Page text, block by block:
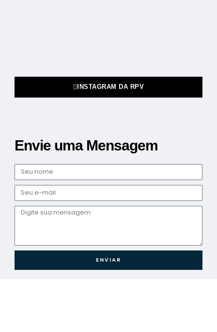
INSTAGRAM DA RPV
Envie uma Mensagem
Nome
mail
Mensagem
ENVIAR